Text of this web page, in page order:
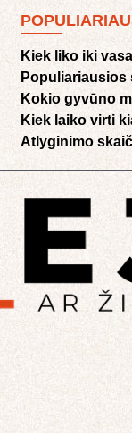
Kiek liko iki
Populiariausios
Kokio gyvūno
Kiek laiko virti
Atlyginimo